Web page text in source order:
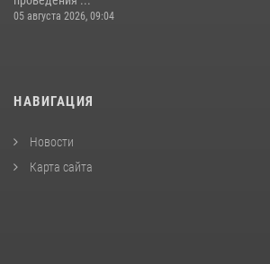
05 августа 2026, 09:04
НАВИГАЦИЯ
Новости
Карта сайта